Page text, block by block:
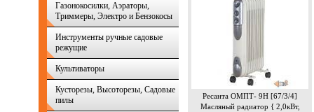
Газонокосилки, Аэраторы,
Триммеры, Электро и Бензокосы
Инструменты ручные садовые
режущие
Культиваторы
Кусторезы, Высоторезы, Садовые
пилы
Ресанта ОМПТ- 9Н [67/3/4]
Масляный радиатор { 2,0кВт,